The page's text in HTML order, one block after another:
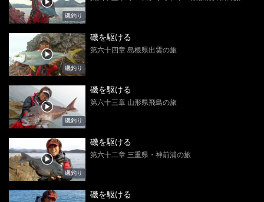
磯釣り
磯釣り
磯を駆ける
第六十四章 島根県出雲の旅
磯釣り
磯を駆ける
第六十三章 山形県飛島の旅
磯釣り
磯を駆ける
第六十二章 三重県・神前浦の旅
磯を駆ける